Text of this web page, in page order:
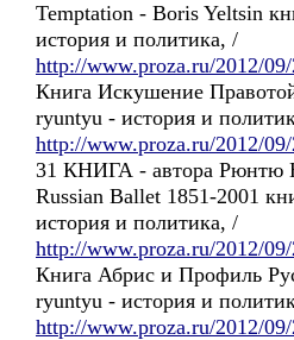
Temptation - Boris Yeltsin
история и политика, /
http://www.proza.ru/2012/
Книга Искушение
ryuntyu - история и
http://www.proza.ru/2012/
31 КНИГА - автора Рюнтю
Russian Ballet 1851-2001
история и политика, /
http://www.proza.ru/2012/
Книга Абрис и Профиль
ryuntyu - история и
http://www.proza.ru/2012/